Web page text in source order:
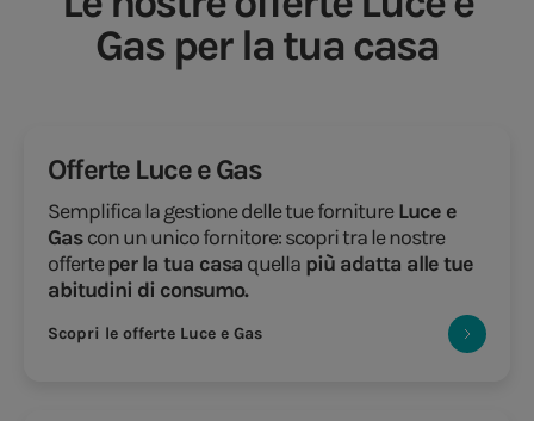
Gas per la tua casa
Offerte Luce e Gas
Semplifica la gestione delle tue fornitureLuce e
Gascon un unico fornitore: scopri tra le nostre
offerteper la tua casa quella più adatta alle tue
abitudini di consumo.
Scopri le offerte Luce e Gas